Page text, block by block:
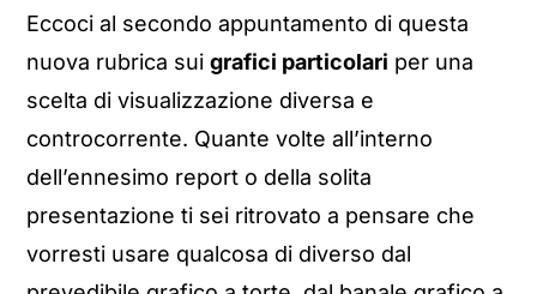
Eccoci al secondo appuntamento di questa
nuova rubrica suigrafici particolari per una
scelta di visualizzazione diversa e
controcorrente. Quante volte all’interno
dell’ennesimo report o della solita
presentazione ti sei ritrovato a pensare che
vorresti usare qualcosa di diverso dal